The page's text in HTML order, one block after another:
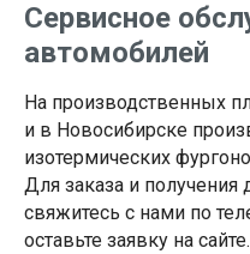
Сервисное
автомобилей
На производственных
и в Новосибирске
изотермических
Для заказа и
свяжитесь с нами по
оставьте заявку на сайте.